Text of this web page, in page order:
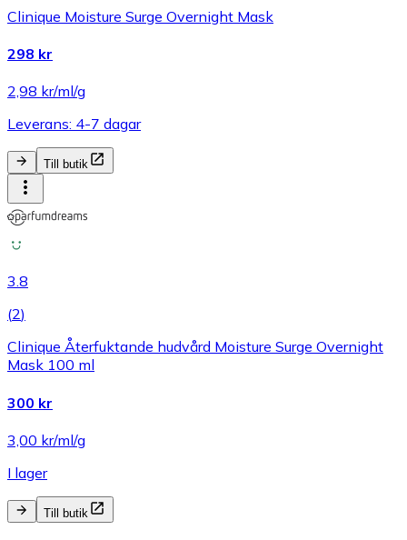
Clinique Moisture Surge Overnight Mask
298 kr
2,98 kr/ml/g
Leverans: 4-7 dagar
Till butik
3.8
(2)
Clinique Återfuktande hudvård Moisture Surge Overnight
Mask 100 ml
300 kr
3,00 kr/ml/g
I lager
Till butik